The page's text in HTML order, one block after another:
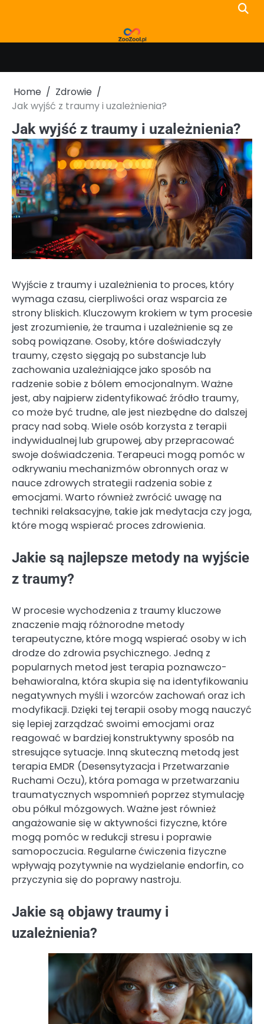
Home
Zdrowie
Jak wyjść z traumy i uzależnienia?
Jak wyjść z traumy i uzależnienia?
Wyjście z traumy i uzależnienia to proces, który
wymaga czasu, cierpliwości oraz wsparcia ze
strony bliskich. Kluczowym krokiem w tym procesie
jest zrozumienie, że trauma i uzależnienie są ze
sobą powiązane. Osoby, które doświadczyły
traumy, często sięgają po substancje lub
zachowania uzależniające jako sposób na
radzenie sobie z bólem emocjonalnym. Ważne
jest, aby najpierw zidentyfikować źródło traumy,
co może być trudne, ale jest niezbędne do dalszej
pracy nad sobą. Wiele osób korzysta z terapii
indywidualnej lub grupowej, aby przepracować
swoje doświadczenia. Terapeuci mogą pomóc w
odkrywaniu mechanizmów obronnych oraz w
nauce zdrowych strategii radzenia sobie z
emocjami. Warto również zwrócić uwagę na
techniki relaksacyjne, takie jak medytacja czy joga,
które mogą wspierać proces zdrowienia.
Jakie są najlepsze metody na wyjście
z traumy?
W procesie wychodzenia z traumy kluczowe
znaczenie mają różnorodne metody
terapeutyczne, które mogą wspierać osoby w ich
drodze do zdrowia psychicznego. Jedną z
popularnych metod jest terapia poznawczo-
behawioralna, która skupia się na identyfikowaniu
negatywnych myśli i wzorców zachowań oraz ich
modyfikacji. Dzięki tej terapii osoby mogą nauczyć
się lepiej zarządzać swoimi emocjami oraz
reagować w bardziej konstruktywny sposób na
stresujące sytuacje. Inną skuteczną metodą jest
terapia EMDR (Desensytyzacja i Przetwarzanie
Ruchami Oczu), która pomaga w przetwarzaniu
traumatycznych wspomnień poprzez stymulację
obu półkul mózgowych. Ważne jest również
angażowanie się w aktywności fizyczne, które
mogą pomóc w redukcji stresu i poprawie
samopoczucia. Regularne ćwiczenia fizyczne
wpływają pozytywnie na wydzielanie endorfin, co
przyczynia się do poprawy nastroju.
Jakie są objawy traumy i
uzależnienia?